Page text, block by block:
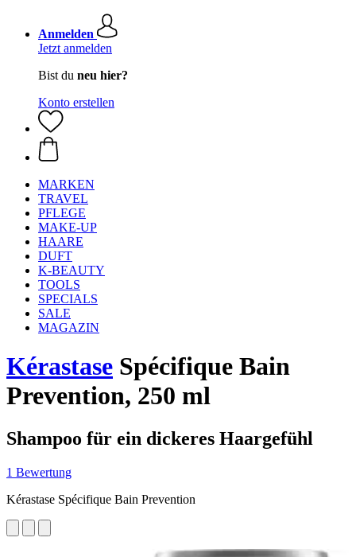
Anmelden
Jetzt anmelden
Bist du neu hier?
Konto erstellen
MARKEN
TRAVEL
PFLEGE
MAKE-UP
HAARE
DUFT
K-BEAUTY
TOOLS
SPECIALS
SALE
MAGAZIN
Kérastase Spécifique Bain
Prevention, 250 ml
Shampoo für ein dickeres Haargefühl
1 Bewertung
Kérastase Spécifique Bain Prevention